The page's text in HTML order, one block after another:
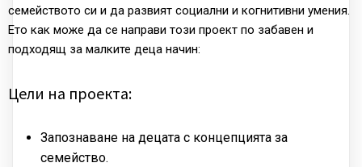
семейството си и да развият социални и когнитивни умения.
Ето как може да се направи този проект по забавен и
подходящ за малките деца начин:
Цели на проекта:
Запознаване на децата с концепцията за
семейство.